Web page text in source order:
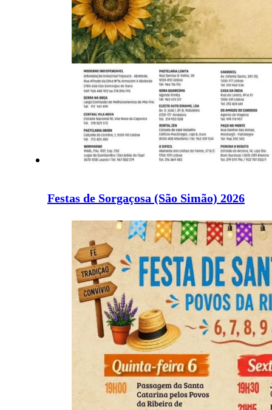
Festas de Sorgaçosa (São Simão) 2026